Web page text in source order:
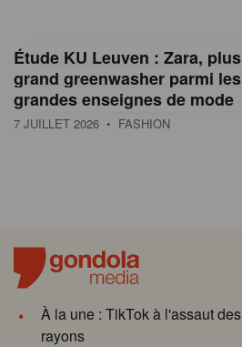
Étude KU Leuven : Zara, plus
grand greenwasher parmi les
grandes enseignes de mode
7 JUILLET 2026 • FASHION
À la une : TikTok à l'assaut des
rayons